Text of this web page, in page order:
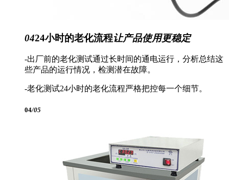
0424小时的老化流程让产品使用更稳定
-出厂前的老化测试通过长时间的通电运行，分析总结这
些产品的运行情况，检测潜在故障。
-老化测试24小时的老化流程严格把控每一个细节。
04/05